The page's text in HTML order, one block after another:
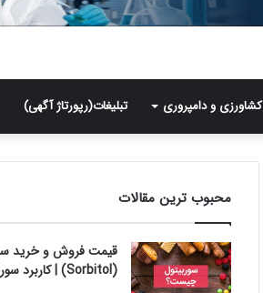
کشاورزی و دامپروری تبلیغات(رپورتاژ آگهی)
محبوب ترین مقالات
قیمت فروش و خرید
(Sorbitol) | کاربرد سوربیتول